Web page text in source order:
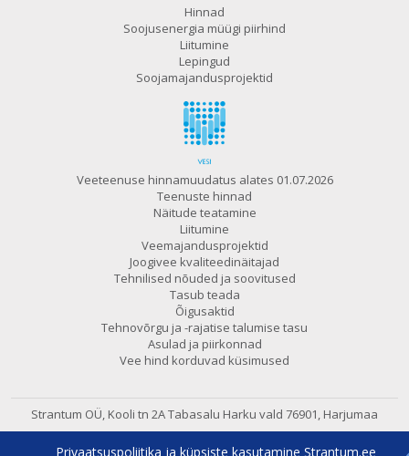
Privaatsuspoliitika ja küpsiste kasutamine Strantum.ee
Hinnad
Soojusenergia müügi piirhind
Liitumine
Lepingud
Soojamajandusprojektid
Veeteenuse hinnamuudatus alates 01.07.2026
Teenuste hinnad
Näitude teatamine
Liitumine
Veemajandusprojektid
Joogivee kvaliteedinäitajad
Tehnilised nõuded ja soovitused
Tasub teada
Õigusaktid
Tehnovõrgu ja -rajatise talumise tasu
Asulad ja piirkonnad
Vee hind korduvad küsimused
Strantum OÜ, Kooli tn 2A Tabasalu Harku vald 76901, Harjumaa